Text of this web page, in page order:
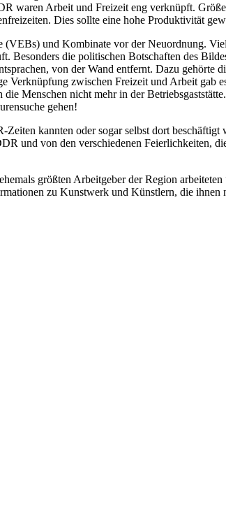
waren Arbeit und Freizeit eng verknüpft.
Dies sollte eine hohe Produktivität
und Kombinate vor der Neuordnung.
Besonders die politischen Botschaften des
von der Wand entfernt. Dazu gehörte
Verknüpfung zwischen Freizeit und Arbeit gab
Menschen nicht mehr in der
gehen!
kannten oder sogar selbst dort beschäftigt
und von den verschiedenen Feierlichkeiten,
größten Arbeitgeber der Region
zu Kunstwerk und Künstlern, die ihnen